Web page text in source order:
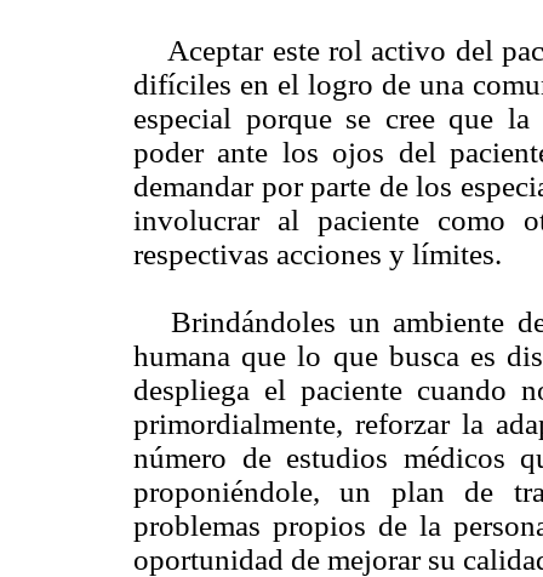
Aceptar este rol activo del
difíciles en el logro de una
especial porque se cree que
poder ante los ojos del
demandar por parte de los
involucrar al paciente como
respectivas acciones y límites.
Brindándoles un ambiente
humana que lo que busca es
despliega el paciente cuando
primordialmente, reforzar la
número de estudios médicos
proponiéndole, un plan de
problemas propios de la
oportunidad de mejorar su